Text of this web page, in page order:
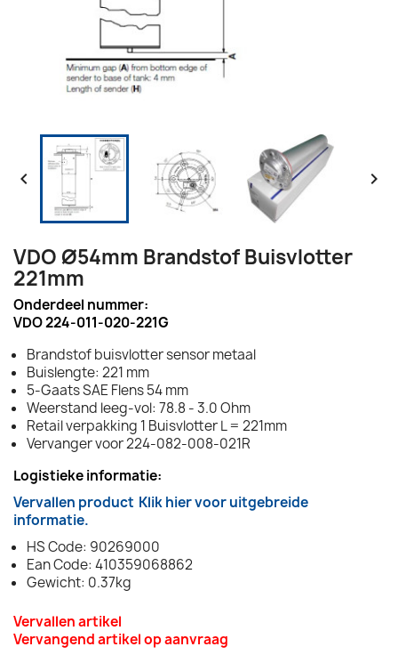
 
VDO Ø54mm Brandstof Buisvlotter
221mm
Onderdeel nummer:
VDO 224-011-020-221G
Brandstof buisvlotter sensor metaal
Buislengte: 221 mm
5-Gaats SAE Flens 54 mm
Weerstand leeg-vol: 78.8 - 3.0 Ohm
Retail verpakking 1 Buisvlotter L = 221mm
Vervanger voor 224-082-008-021R
Logistieke informatie:
Vervallen product Klik hier voor uitgebreide
informatie.
HS Code: 90269000
Ean Code: 410359068862
Gewicht: 0.37kg
Vervallen artikel
Vervangend artikel op aanvraag